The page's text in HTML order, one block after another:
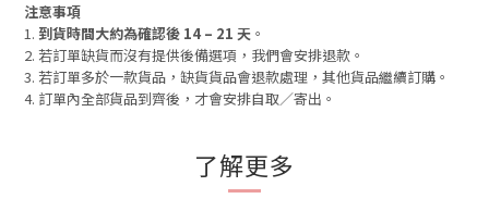
注意事項
1. 到貨時間大約為確認後 14 – 21 天 。
2. 若訂單缺貨而沒有提供後備選項，我們會安排退款。
3. 若訂單多於一款貨品，缺貨貨品會退款處理，其他貨品繼續訂購。
4. 訂單內全部貨品到齊後，才會安排自取／寄出。
了解更多